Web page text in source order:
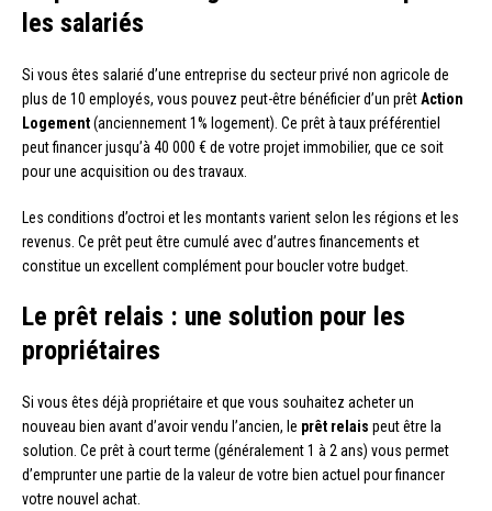
les salariés
Si vous êtes salarié d’une entreprise du secteur privé non agricole de
plus de 10 employés, vous pouvez peut-être bénéficier d’un prêtAction
Logement(anciennement 1% logement). Ce prêt à taux préférentiel
peut financer jusqu’à 40 000 € de votre projet immobilier, que ce soit
pour une acquisition ou des travaux.
Les conditions d’octroi et les montants varient selon les régions et les
revenus. Ce prêt peut être cumulé avec d’autres financements et
constitue un excellent complément pour boucler votre budget.
Le prêt relais : une solution pour les
propriétaires
Si vous êtes déjà propriétaire et que vous souhaitez acheter un
nouveau bien avant d’avoir vendu l’ancien, le prêt relais peut être la
solution. Ce prêt à court terme (généralement 1 à 2 ans) vous permet
d’emprunter une partie de la valeur de votre bien actuel pour financer
votre nouvel achat.